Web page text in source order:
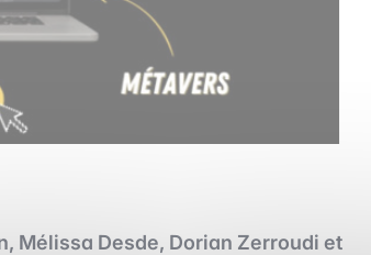
Mélissa Desde, Dorian Zerroudi et